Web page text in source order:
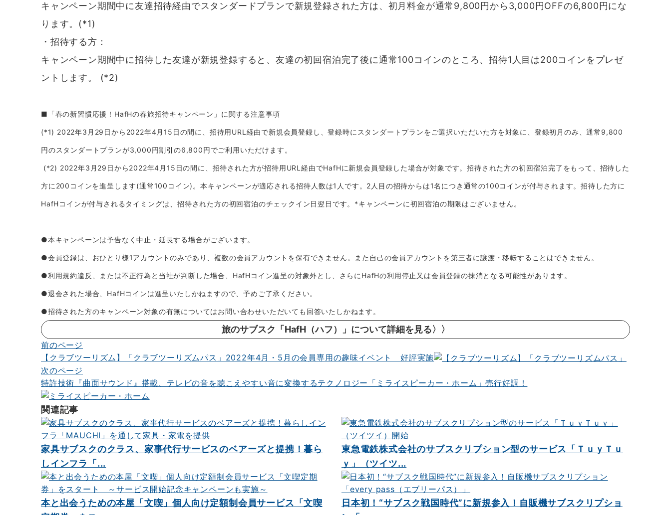
キャンペーン期間中に友達招待経由でスタンダードプランで新規登録された方は、初月料金が通常9,800円から3,000円OFFの6,800円にな
ります。(*1)
・招待する方：
キャンペーン期間中に招待した友達が新規登録すると、友達の初回宿泊完了後に通常100コインのところ、招待1人目は200コインをプレゼ
ントします。 (*2)
■「春の新習慣応援！HafHの春旅招待キャンペーン」に関する注意事項
(*1) 2022年3月29日から2022年4月15日の間に、招待用URL経由で新規会員登録し、登録時にスタンダートプランをご選択いただいた方を対象に、登録初月のみ、通常9,800
円のスタンダートプランが3,000円割引の6,800円でご利用いただけます。
(*2) 2022年3月29日から2022年4月15日の間に、招待された方が招待用URL経由でHafHに新規会員登録した場合が対象です。招待された方の初回宿泊完了をもって、招待した
方に200コインを進呈します(通常100コイン)。本キャンペーンが適応される招待人数は1人です。2人目の招待からは1名につき通常の100コインが付与されます。招待した方に
HafHコインが付与されるタイミングは、招待された方の初回宿泊のチェックイン日翌日です。*キャンペーンに初回宿泊の期限はございません。
●本キャンペーンは予告なく中止・延長する場合がございます。
●会員登録は、おひとり様1アカウントのみであり、複数の会員アカウントを保有できません。また自己の会員アカウントを第三者に譲渡・移転することはできません。
●利用規約違反、または不正行為と当社が判断した場合、HafHコイン進呈の対象外とし、さらにHafHの利用停止又は会員登録の抹消となる可能性があります。
●退会された場合、HafHコインは進呈いたしかねますので、予めご了承ください。
●招待された方のキャンペーン対象の有無についてはお問い合わせいただいても回答いたしかねます。
旅のサブスク「HafH（ハフ）」について詳細を見る〉〉
投
稿
ナ
ビ
ゲ
ー
シ
ョ
ン
前のページ
【クラブツーリズム】「クラブツーリズムパス」2022年4月・5月の会員専用の趣味イベント 好評実施
次のページ
特許技術『曲面サウンド』搭載、テレビの音を聴こえやすい音に変換するテクノロジー「ミライスピーカー・ホーム」売行好調！
関連記事
家具サブスクのクラス、家事代行サービスのベアーズと提携！暮ら
しインフラ「...
東急電鉄株式会社のサブスクリプション型のサービス「ＴｕｙＴｕ
ｙ」（ツイツ...
本と出会うための本屋「文喫」個人向け定額制会員サービス「文喫
日本初！“サブスク戦国時代”に新規参入！自販機サブスクリプショ